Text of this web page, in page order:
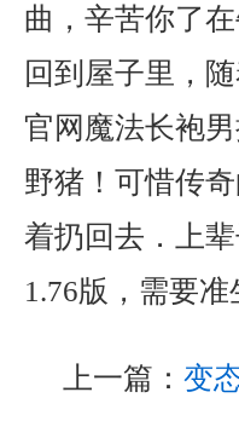
曲，辛苦你了
回到屋子里，
官网魔法长袍
野猪！可惜传
着扔回去．上
1.76版，需要
上一篇： 变